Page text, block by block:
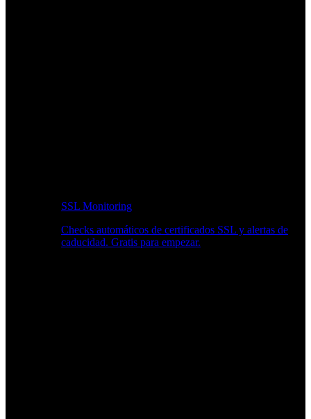
SSL Monitoring
Checks automáticos de certificados SSL y alertas de
caducidad. Gratis para empezar.